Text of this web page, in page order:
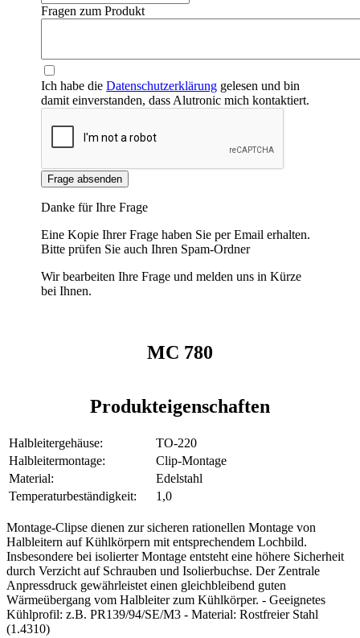
Fragen zum Produkt
Ich habe dieDatenschutzerklärung gelesen und bin
damit einverstanden, dass Alutronic mich kontaktiert.
Frage absenden
Danke für Ihre Frage
Eine Kopie Ihrer Frage haben Sie per Email erhalten.
Bitte prüfen Sie auch Ihren Spam-Ordner
Wir bearbeiten Ihre Frage und melden uns in Kürze
bei Ihnen.
MC 780
Produkteigenschaften
Halbleitergehäuse:
TO-220
Halbleitermontage:
Clip-Montage
Material:
Edelstahl
Temperaturbeständigkeit:
1,0
Montage-Clipse dienen zur sicheren rationellen Montage von
Halbleitern auf Kühlkörpern mit entsprechendem Lochbild.
Insbesondere bei isolierter Montage entsteht eine höhere Sicherheit
durch Verzicht auf Schrauben und Isolierbuchse. Der Zentrale
Anpressdruck gewährleistet einen gleichbleibend guten
Wärmeübergang vom Halbleiter zum Kühlkörper. - Geeignetes
Kühlprofil: z.B. PR139/94/SE/M3 - Material: Rostfreier Stahl
(1.4310)